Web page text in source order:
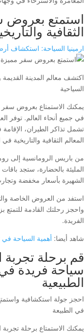
استمتع بعروض
الثقافية
ارمينيا السياحة: استكشاف
اكتشف معالم المدينة
السياحية
يمكنك الاستمتاع بعروض سفر
في جميع أنحاء العالم. توفر
تشمل تذاكر الطيران،
المعالم الثقافية والتاريخية
من باريس الرومانسية إلى
المليئة بالحضارة، ستجد
الشهيرة بأسعار مخفضة
استفد من العروض الخاصة
واحجز رحلتك القادمة للتمتع
الفريدة.
شاهد أيضا: أهمية السياحة في
قم برحلة تجربة
سياحة فريدة
الطبيعية
احجز جولة استكشافية
في الطبيعة
يمكنك الاستمتاع برحلة